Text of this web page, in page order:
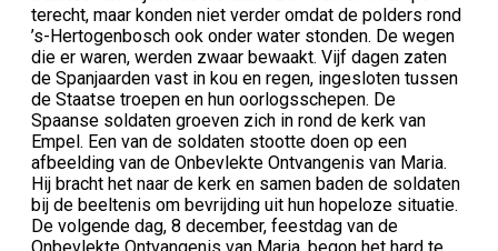
terecht, maar konden niet verder omdat de polders rond
’s-Hertogenbosch ook onder water stonden. De wegen
die er waren, werden zwaar bewaakt. Vijf dagen zaten
de Spanjaarden vast in kou en regen, ingesloten tussen
de Staatse troepen en hun oorlogsschepen. De
Spaanse soldaten groeven zich in rond de kerk van
Empel. Een van de soldaten stootte doen op een
afbeelding van de Onbevlekte Ontvangenis van Maria.
Hij bracht het naar de kerk en samen baden de soldaten
bij de beeltenis om bevrijding uit hun hopeloze situatie.
De volgende dag, 8 december, feestdag van de